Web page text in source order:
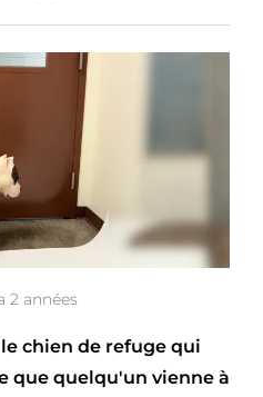
2 années
chien de refuge qui
que quelqu'un vienne à